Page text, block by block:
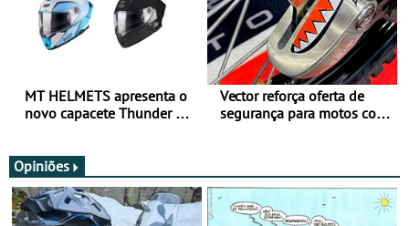
MT HELMETS apresenta o
novo capacete Thunder 4 R
Vector reforça oferta de
segurança para motos com
Opiniões